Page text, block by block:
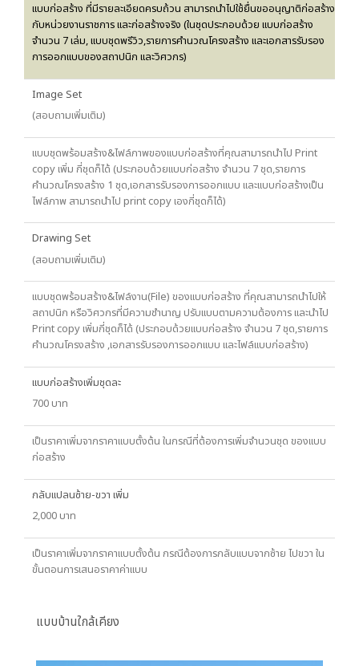
แบบก่อสร้าง ที่มีรายละเอียดครบถ้วน สามารถนำไปใช้ยื่นขออนุญาติก่อสร้าง
กับหน่วยงานราชการ และก่อสร้างจริง (ในชุดประกอบด้วย แบบก่อสร้าง
จำนวน 7 เล่ม, แบบชุดพรีวิว,รายการคำนวณโครงสร้าง และเอกสารรับรอง
การออกแบบของสถาปนิก และวิศวกร)
Image Set
(สอบถามเพิ่มเติม)
แบบชุดพร้อมสร้าง&ไฟล์ภาพของแบบก่อสร้างที่คุณสามารถนำไป Print
copy เพิ่ม กี่ชุดก็ได้ (ประกอบด้วยแบบก่อสร้าง จำนวน 7 ชุด,รายการ
คำนวณโครงสร้าง 1 ชุด,เอกสารรับรองการออกแบบ และแบบก่อสร้างเป็น
ไฟล์ภาพ สามารถนำไป print copy เองกี่ชุดก็ได้)
Drawing Set
(สอบถามเพิ่มเติม)
แบบชุดพร้อมสร้าง&ไฟล์งาน(File) ของแบบก่อสร้าง ที่คุณสามารถนำไปให้
สถาปนิก หรือวิศวกรที่มีความชำนาญ ปรับแบบตามความต้องการ และนำไป
Print copy เพิ่มกี่ชุดก็ได้ (ประกอบด้วยแบบก่อสร้าง จำนวน 7 ชุด,รายการ
คำนวณโครงสร้าง ,เอกสารรับรองการออกแบบ และไฟล์แบบก่อสร้าง)
แบบก่อสร้างเพิ่มชุดละ
700 บาท
เป็นราคาเพิ่มจากราคาแบบตั้งต้น ในกรณีที่ต้องการเพิ่มจำนวนชุด ของแบบ
ก่อสร้าง
กลับแปลนซ้าย-ขวา เพิ่ม
2,000 บาท
เป็นราคาเพิ่มจากราคาแบบตั้งต้น กรณีต้องการกลับแบบจากซ้าย ไปขวา ใน
ขั้นตอนการเสนอราคาค่าแบบ
แบบบ้านใกล้เคียง